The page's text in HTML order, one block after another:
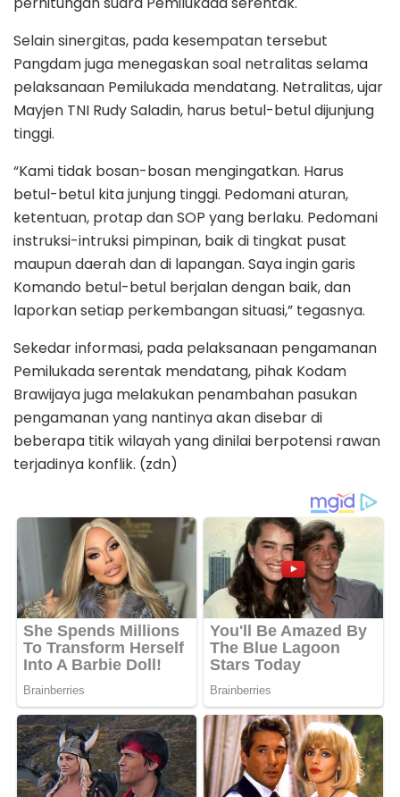
Selain sinergitas, pada kesempatan tersebut
Pangdam juga menegaskan soal netralitas selama
pelaksanaan Pemilukada mendatang. Netralitas, ujar
Mayjen TNI Rudy Saladin, harus betul-betul dijunjung
tinggi.
“Kami tidak bosan-bosan mengingatkan. Harus
betul-betul kita junjung tinggi. Pedomani aturan,
ketentuan, protap dan SOP yang berlaku. Pedomani
instruksi-intruksi pimpinan, baik di tingkat pusat
maupun daerah dan di lapangan. Saya ingin garis
Komando betul-betul berjalan dengan baik, dan
laporkan setiap perkembangan situasi,” tegasnya.
Sekedar informasi, pada pelaksanaan pengamanan
Pemilukada serentak mendatang, pihak Kodam
Brawijaya juga melakukan penambahan pasukan
pengamanan yang nantinya akan disebar di
beberapa titik wilayah yang dinilai berpotensi rawan
terjadinya konflik. (zdn)